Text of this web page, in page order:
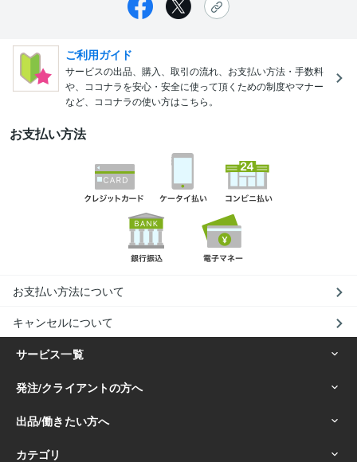
ご利用ガイド
サービスの出品、購入、取引の流れ、お支払い方法・手数料
や、ココナラを安心・安全に使って頂くための制度やマナー
など、ココナラの使い方はこちら。
お支払い方法
お支払い方法について
キャンセルについて